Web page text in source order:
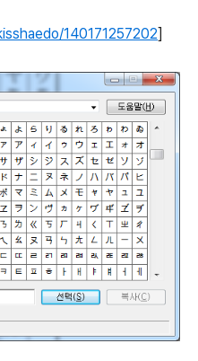
140171257202]